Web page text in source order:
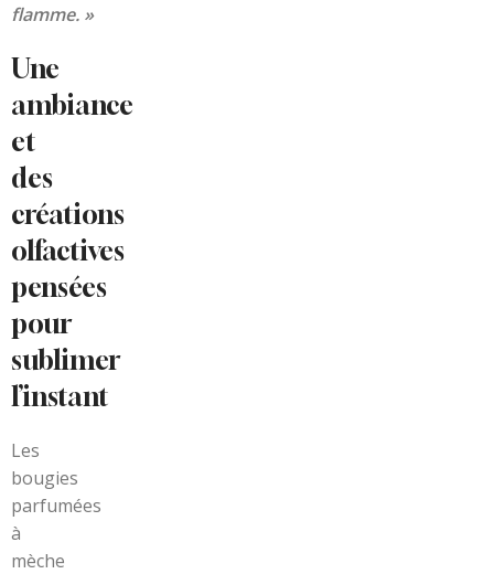
flamme. »
Une
ambiance
et
des
créations
olfactives
pensées
pour
sublimer
l’instant
Les
bougies
parfumées
à
mèche